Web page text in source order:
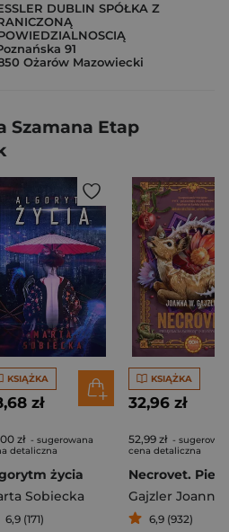
DUBLIN SPÓŁKA Z
91
Ożarów Mazowiecki
Szamana Etap
KSIĄŻKA
zł
zł - sugerowana
detaliczna
życia
Sobiecka
6,9 (171)
KSIĄŻKA
32,96 zł
52,99 zł -
cena detaliczna
Gajzler Joanna
6,9 (932)